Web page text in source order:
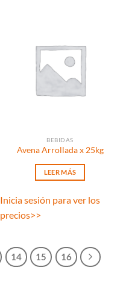
BEBIDAS
Avena Arrollada x 25kg
LEER MÁS
Inicia sesión para ver los
precios>>
14 15 16